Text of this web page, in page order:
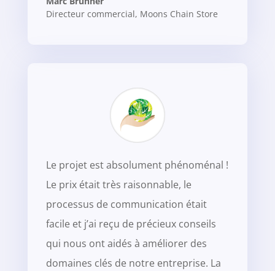
Directeur commercial, Moons Chain Store
Le projet est absolument phénoménal !
Le prix était très raisonnable, le
processus de communication était
facile et j’ai reçu de précieux conseils
qui nous ont aidés à améliorer des
domaines clés de notre entreprise. La